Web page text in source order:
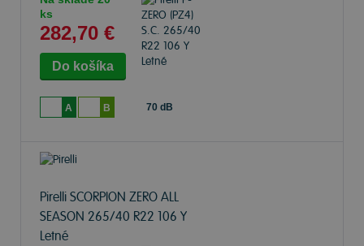
ks
282,70 €
A B 70 dB
Pirelli SCORPION ZERO ALL
SEASON 265/40 R22 106 Y
Letné